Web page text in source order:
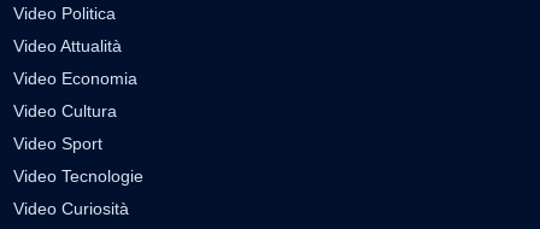
Video Politica
Video Attualità
Video Economia
Video Cultura
Video Sport
Video Tecnologie
Video Curiosità